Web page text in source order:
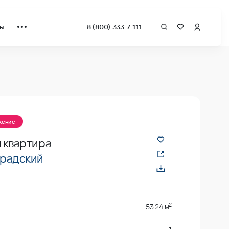
8 (800) 333-7-111
53.24 м2